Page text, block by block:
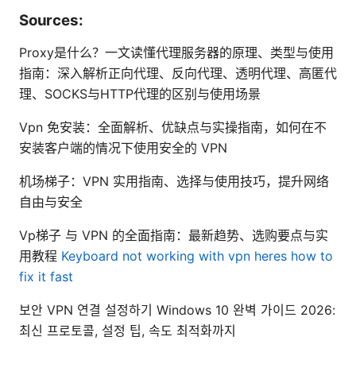
Sources:
Proxy是什么？一文读懂代理服务器的原理、类型与使用
指南：深入解析正向代理、反向代理、透明代理、高匿代
理、SOCKS与HTTP代理的区别与使用场景
Vpn 免安装：全面解析、优缺点与实操指南，如何在不
安装客户端的情况下使用安全的 VPN
机场梯子：VPN 实用指南、选择与使用技巧，提升网络
自由与安全
Vp梯子 与 VPN 的全面指南：最新趋势、选购要点与实
用教程 Keyboard not working with vpn heres how to
fix it fast
보안 VPN 연결 설정하기 Windows 10 완벽 가이드 2026:
최신 프로토콜, 설정 팁, 속도 최적화까지